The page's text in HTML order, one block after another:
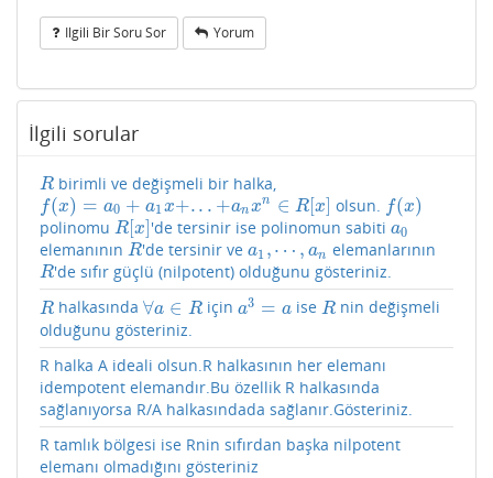
Ilgili Bir Soru Sor Yorum
İlgili sorular
R
R birimli ve değişmeli bir halka,
f(x) = a0 + a1x+.. . +anxn ∈ R[x]
f(x)=a 0+ a1x +.. +a nxn∈ R [x] olsun. f(x)
f(x)
polinomu R[x]
R[ x] 'de tersinir ise polinomun sabitia0
a0
elemanının R
R 'de tersinir ve a1 ,⋯ , an
a1 ,⋯ , a n elemanlarının
R
R 'de sıfır güçlü (nilpotent) olduğunu gösteriniz.
R
R halkasında ∀a ∈ R
∀a∈R için a3 = a
a3 =a iseR
R nin değişmeli
olduğunu gösteriniz.
R halka A ideali olsun.R halkasının her elemanı
idempotent elemandır.Bu özellik R halkasında
sağlanıyorsa R/A halkasındada sağlanır.Gösteriniz.
R tamlık bölgesi ise Rnin sıfırdan başka nilpotent
elemanı olmadığını gösteriniz